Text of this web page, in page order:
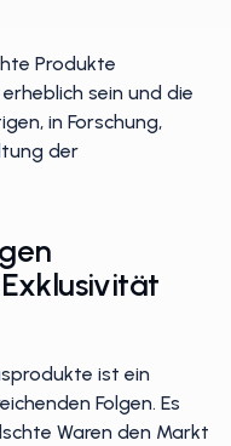
Produkte
sein und die
in Forschung,
der
ist ein
Folgen. Es
Waren den Markt